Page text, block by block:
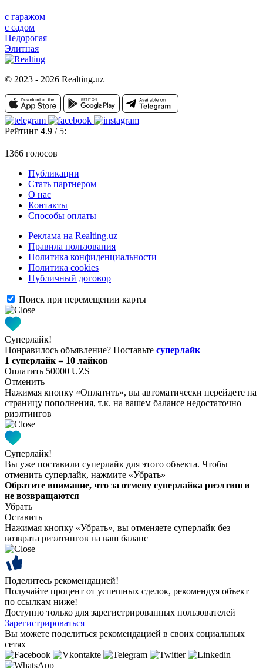
с гаражом
с садом
Недорогая
Элитная
© 2023 - 2026 Realting.uz
Рейтинг 4.9 / 5:
1366 голосов
Публикации
Стать партнером
О нас
Контакты
Способы оплаты
Реклама на Realting.uz
Правила пользования
Политика конфиденциальности
Политика cookies
Публичный договор
Поиск при перемещении карты
Суперлайк!
Понравилось объявление? Поставьте суперлайк
1 суперлайк = 10 лайков
Оплатить 50000 UZS
Отменить
Нажимая кнопку «Оплатить», вы автоматически перейдете на
страницу пополнения, т.к. на вашем балансе недостаточно
риэлтингов
Суперлайк!
Вы уже поставили суперлайк для этого объекта. Чтобы
отменить суперлайк, нажмите «Убрать»
Обратите внимание, что за отмену суперлайка риэлтинги
не возвращаются
Убрать
Оставить
Нажимая кнопку «Убрать», вы отменяете суперлайк без
возврата риэлтингов на ваш баланс
Поделитесь рекомендацией!
Получайте процент от успешных сделок, рекомендуя объект
по ссылкам ниже!
Доступно только для зарегистрированных пользователей
Зарегистрироваться
Вы можете поделиться рекомендацией в своих социальных
сетях